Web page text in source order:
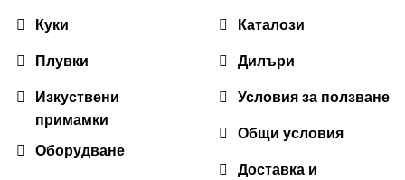
Куки
Плувки
Изкуствени
примамки
Оборудване
Каталози
Дилъри
Условия за ползване
Общи условия
Доставка и